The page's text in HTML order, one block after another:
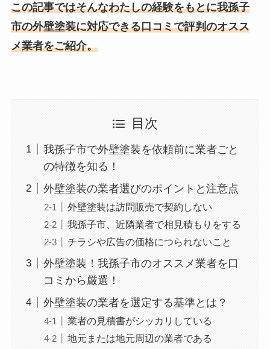
この記事ではそんなわたしの経験をもとに我孫子
市の外壁塗装に対応できる口コミで評判のオスス
メ業者をご紹介。
目次
我孫子市で外壁塗装を依頼前に業者ごと
の特徴を知る！
外壁塗装の業者選びのポイントと注意点
外壁塗装は訪問販売で契約しない
我孫子市、近隣業者で相見積もりをする
チラシや広告の価格につられないこと
外壁塗装！我孫子市のオススメ業者を口
コミから厳選！
外壁塗装の業者を選定する基準とは？
業者の見積書がシッカリしている
地元または地元周辺の業者である